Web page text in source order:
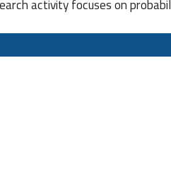
activity focuses on